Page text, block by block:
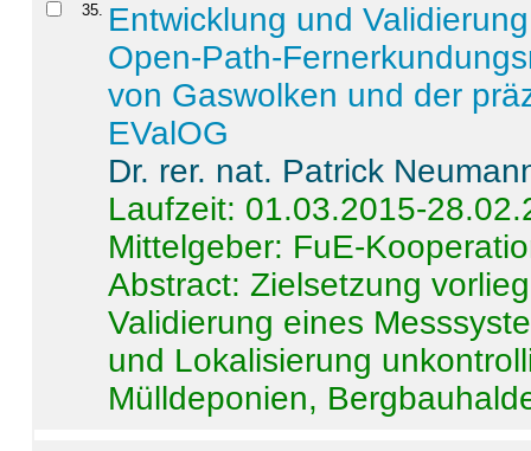
35. Entwicklung und
Open-Path-
von Gaswolken und der
EValOG
Dr. rer. nat. Patrick
Laufzeit: 01.03.2015-
Mittelgeber: FuE-
Abstract:Zielsetzung
Validierung eines
und Lokalisierung
Mülldeponien,